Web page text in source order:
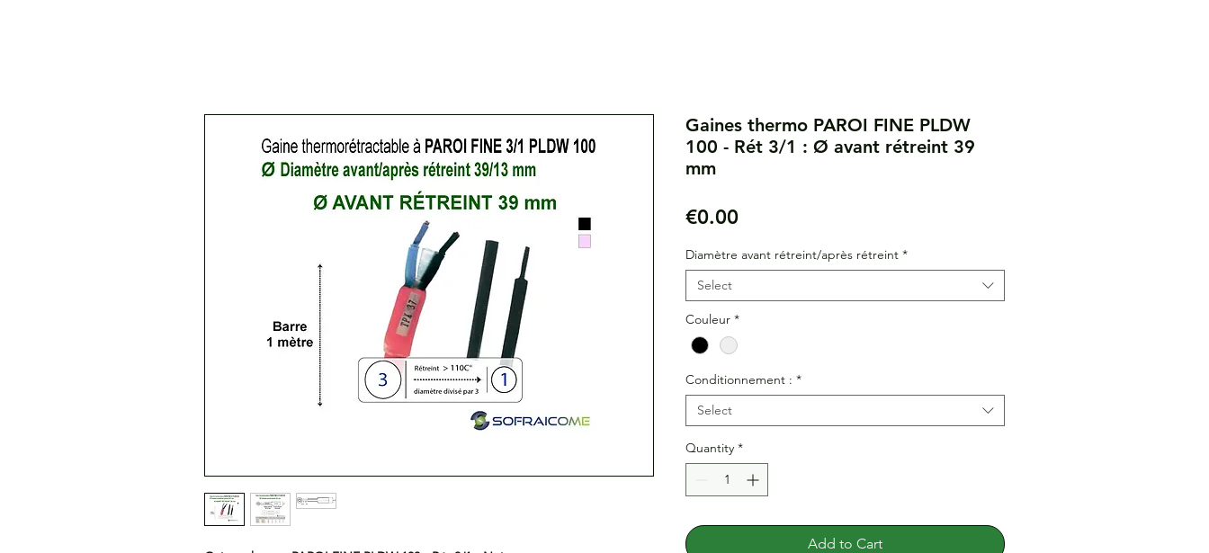
Gaines thermo PAROI FINE PLDW
100 - Rét 3/1 : Ø avant rétreint 39
mm
€0.00Price
Diamètre avant rétreint/après rétreint *
Select
Couleur *
Conditionnement : *
Select
Quantity *
Add to Cart